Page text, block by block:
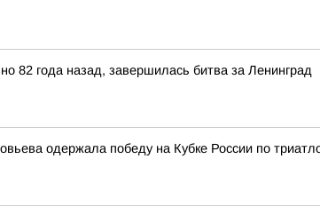
82 года назад, завершилась битва за Ленинград
одержала победу на Кубке России по